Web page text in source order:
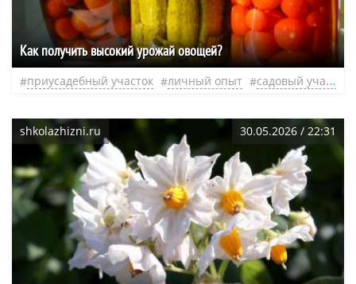
Как получить высокий урожай овощей?
приусадебный участок личный опыт садовый участок
shkolazhizni.ru 30.05.2026 / 22:31